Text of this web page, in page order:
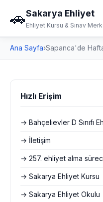
🚗Sakarya Ehliyet
Ehliyet Kursu & Sınav
Ana Sayfa›Sapanca'de
Hızlı Erişim
→ Bahçelievler D Sınıfı
→ İletişim
→ 257. ehliyet alma
→ Sakarya Ehliyet Kursu
→ Sakarya Ehliyet Okulu